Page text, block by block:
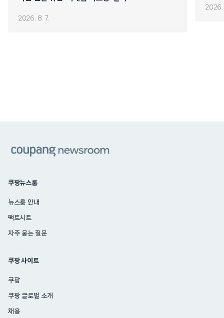
2026. 8. 7.
2026.
쿠팡뉴스룸
뉴스룸 안내
팩트시트
자주 묻는 질문
쿠팡 사이트
쿠팡
쿠팡 글로벌 소개
채용